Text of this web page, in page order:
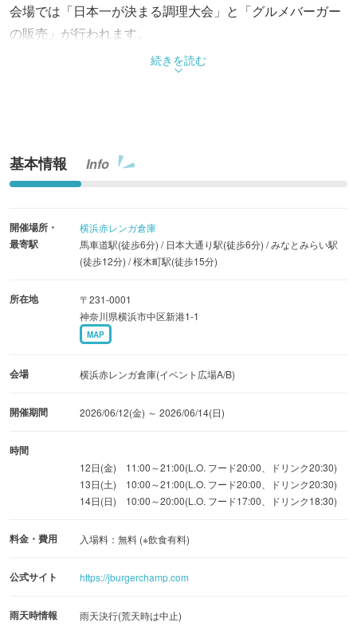
会場では「日本一が決まる調理大会」と「グルメバーガー
の販売」が行われます。
◆【大会】グルメバーガー日本一決定戦【バガチャン】 見
ガ倉庫のステージで日本一の座を懸けて激突します。
制限時間内で味・技術・発想を競う調理バトルは、まさ
かる、白熱の真剣勝負を生で観戦できます。
さらに今年は、＜個性豊かなシェフ＞たちにも注目です！
◆【販売】日本各地・海外から出店 過去最多数が会場に集
結！※入場無料
様々なグルメバーガー店が全国各地から会場に集結。今年
から「来場者が美味しい！と思った店舗に投票する」来場
1つ食べるとおなか一杯になっちゃう…そんな声に応え、
《カットサービス》が初導入されます。1／4サイズのカッ
トもしてもらえるのでみんなでシェアしながら楽しめま
《注目の店舗》
来日
続きを読む
基本情報 Info
開催場所・
最寄駅
横浜赤レンガ倉庫
馬車道駅(徒歩6分) / 日本大通り駅(徒歩6分) / みなとみらい駅
(徒歩12分) / 桜木町駅(徒歩15分)
所在地
〒231-0001
神奈川県横浜市中区新港1-1
MAP
会場 横浜赤レンガ倉庫(イベント広場A/B)
開催期間 2026/06/12(金) ～ 2026/06/14(日)
時間
12日(金) 11:00～21:00(L.O. フード20:00、ドリンク20:30)
13日(土) 10:00～21:00(L.O. フード20:00、ドリンク20:30)
14日(日) 10:00～20:00(L.O. フード17:00、ドリンク18:30)
料金・費用 入場料：無料 (※飲食有料)
公式サイト https://jburgerchamp.com
雨天時情報 雨天決行(荒天時は中止)